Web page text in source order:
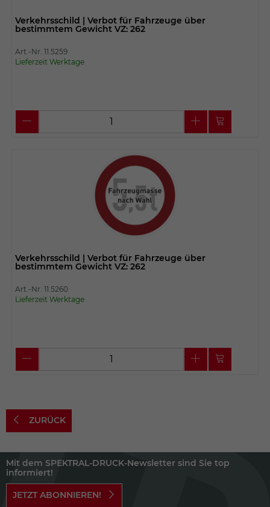
Verkehrsschild | Verbot für Fahrzeuge über
bestimmtem Gewicht VZ: 262
Art.-Nr. 11.5259
Lieferzeit Werktage
Verkehrsschild | Verbot für Fahrzeuge über
bestimmtem Gewicht VZ: 262
Art.-Nr. 11.5260
Lieferzeit Werktage
ZURÜCK
Mit dem SPEKTRAL-DRUCK-Newsletter sind Sie top
informiert!
JETZT ABONNIEREN!